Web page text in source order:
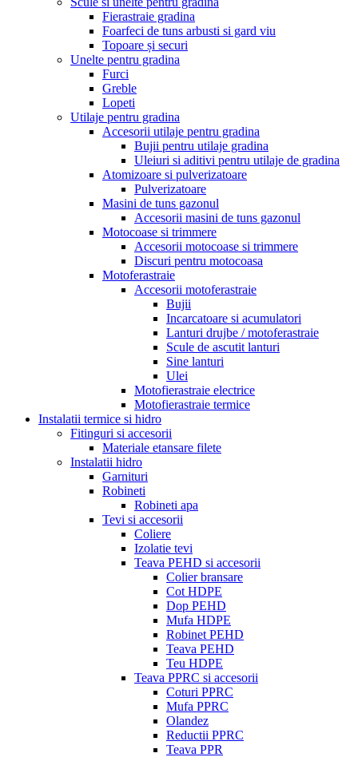
Fierastraie gradina
Foarfeci de tuns arbusti si gard viu
Topoare și securi
Unelte pentru gradina
Furci
Greble
Lopeti
Utilaje pentru gradina
Accesorii utilaje pentru gradina
Bujii pentru utilaje gradina
Uleiuri si aditivi pentru utilaje de gradina
Atomizoare si pulverizatoare
Pulverizatoare
Masini de tuns gazonul
Accesorii masini de tuns gazonul
Motocoase si trimmere
Accesorii motocoase si trimmere
Discuri pentru motocoasa
Motoferastraie
Accesorii motoferastraie
Bujii
Incarcatoare si acumulatori
Lanturi drujbe / motoferastraie
Scule de ascutit lanturi
Sine lanturi
Ulei
Motofierastraie electrice
Motofierastraie termice
Instalatii termice si hidro
Fitinguri si accesorii
Materiale etansare filete
Instalatii hidro
Garnituri
Robineti
Robineti apa
Tevi si accesorii
Coliere
Izolatie tevi
Teava PEHD si accesorii
Colier bransare
Cot HDPE
Dop PEHD
Mufa HDPE
Robinet PEHD
Teava PEHD
Teu HDPE
Teava PPRC si accesorii
Coturi PPRC
Mufa PPRC
Olandez
Reductii PPRC
Teava PPR